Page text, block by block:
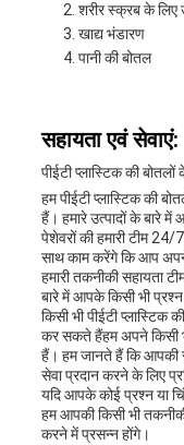
शरीर स्क्रब के लिए
खाद्य भंडारण
पानी की बोतल
सहायता एवं सेवाएं:
पीईटी प्लास्टिक की
हम पीईटी प्लास्टिक की
हैं। हमारे उत्पादों के बारे
पेशेवरों की हमारी टीम
साथ काम करेंगे कि आप
हमारी तकनीकी सहायता
बारे में आपके किसी भी
किसी भी पीईटी प्लास्टिक
कर सकते हैंहम अपने किसी
हैं। हम जानते हैं कि आपकी
सेवा प्रदान करने के लिए
यदि आपके कोई प्रश्न या
हम आपकी किसी भी
करने में प्रसन्न होंगे।